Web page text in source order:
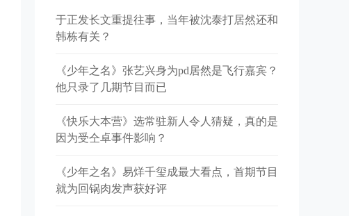
于正发长文重提往事，当年被沈泰打居然还和
韩栋有关？
《少年之名》张艺兴身为pd居然是飞行嘉宾？
他只录了几期节目而已
《快乐大本营》选常驻新人令人猜疑，真的是
因为受仝卓事件影响？
《少年之名》易烊千玺成最大看点，首期节目
就为回锅肉发声获好评